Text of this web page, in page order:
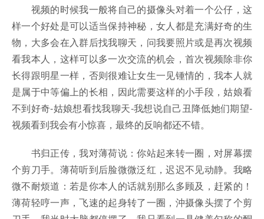
视频的时候我一般将自己的摄像头对着一个公仔，这
样一个好处是可以适当保持神秘，女人都是充满好奇的生
物，大多会在入群后找我聊天，问我要照片或是再次视频
看我本人，这样可以多一次交流的机会，首次视频除非你
长得跟明星一样，否则很难让女生一见锺情的，我本人就
是属于中等偏上的长相，因此需要这样的小手段，姑娘看
不到好奇-姑娘想看找我聊天-我想说自己丑降低她们期望-
视频看到我会有小惊喜，最终的反响都还不错。
书归正传，我对薄荷说：你站起来转一圈，对屏幕摆
个剪刀手。薄荷听到后脸微微泛红，迟迟不见动静。我略
微不耐烦道：若是你本人的话就别那么多顾及，赶紧的！
薄荷轻哼一声，飞速的起身转了一圈，沖摄像头摆了个剪